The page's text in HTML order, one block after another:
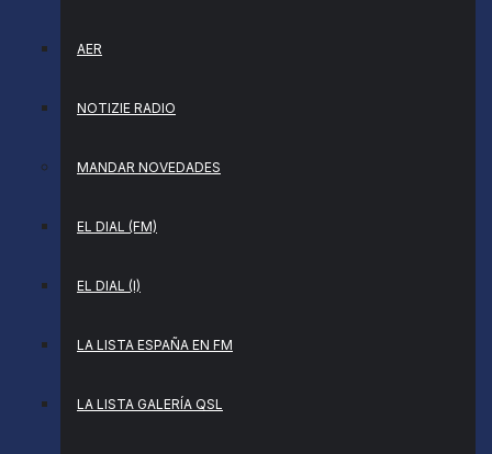
AER
NOTIZIE RADIO
MANDAR NOVEDADES
EL DIAL (FM)
EL DIAL (I)
LA LISTA ESPAÑA EN FM
LA LISTA GALERÍA QSL